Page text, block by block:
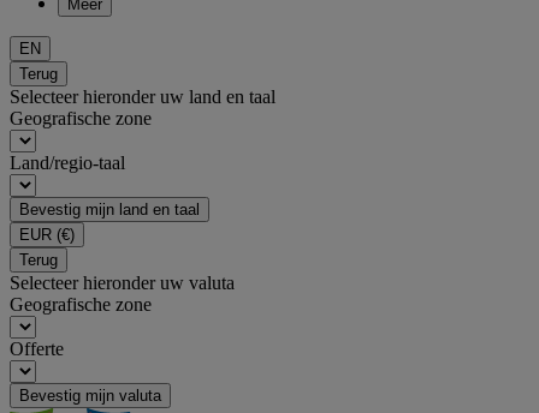
Meer
EN
Terug
Selecteer hieronder uw land en taal
Geografische zone
Land/regio-taal
Bevestig mijn land en taal
EUR (€)
Terug
Selecteer hieronder uw valuta
Geografische zone
Offerte
Bevestig mijn valuta